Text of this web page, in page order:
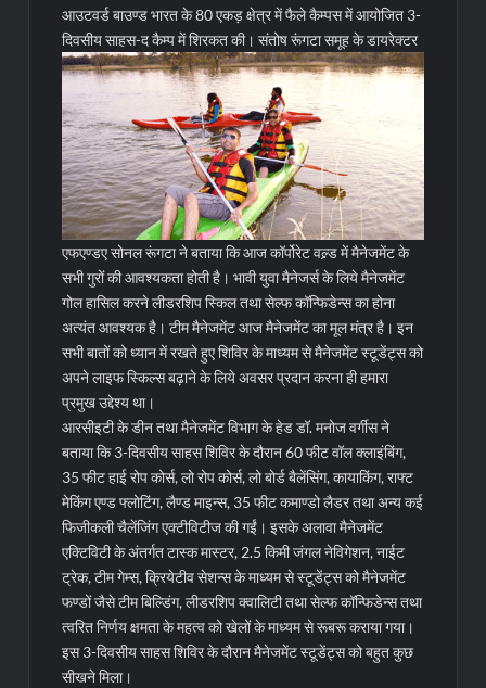
आउटवर्ड बाउण्ड भारत के 80 एकड़ क्षेत्र में फैले कैम्पस में आयोजित 3-
दिवसीय साहस-द कैम्प में शिरकत की।संतोष रूंगटा समूह के डायरेक्टर
एफएण्डए सोनल रूंगटा ने बताया कि आज कॉर्पोरेट वल्र्ड में मैनेजमेंट के
सभी गुरों की आवश्यकता होती है। भावी युवा मैनेजर्स के लिये मैनेजमेंट
गोल हासिल करने लीडरशिप स्किल तथा सेल्फ कॉन्फिडेन्स का होना
अत्यंत आवश्यक है। टीम मैनेजमेंट आज मैनेजमेंट का मूल मंत्र है। इन
सभी बातों को ध्यान में रखते हुए शिविर के माध्यम से मैनेजमेंट स्टूडेंट्स को
अपने लाइफ स्किल्स बढ़ाने के लिये अवसर प्रदान करना ही हमारा
प्रमुख उद्देश्य था।
आरसीइटी के डीन तथा मैनेजमेंट विभाग के हेड डॉ. मनोज वर्गीस ने
बताया कि 3-दिवसीय साहस शिविर के दौरान 60 फीट वॉल क्लाइंबिंग,
35 फीट हाई रोप कोर्स, लो रोप कोर्स, लो बोर्ड बैलेंसिंग, कायाकिंग, राफ्ट
मेकिंग एण्ड फ्लोटिंग, लैण्ड माइन्स, 35 फीट कमाण्डो लैडर तथा अन्य कई
फिजीकली चैलेंजिंग एक्टीविटीज की गईं। इसके अलावा मैनेजमेंट
एक्टिविटी के अंतर्गत टास्क मास्टर, 2.5 किमी जंगल नेविगेशन, नाईट
ट्रेक, टीम गेम्स, क्रियेटीव सेशन्स के माध्यम से स्टूडेंट्स को मैनेजमेंट
फण्डों जैसे टीम बिल्डिंग, लीडरशिप क्वालिटी तथा सेल्फ कॉन्फिडेन्स तथा
त्वरित निर्णय क्षमता के महत्व को खेलों के माध्यम से रूबरू कराया गया।
इस 3-दिवसीय साहस शिविर के दौरान मैनेजमेंट स्टूडेंट्स को बहुत कुछ
सीखने मिला।